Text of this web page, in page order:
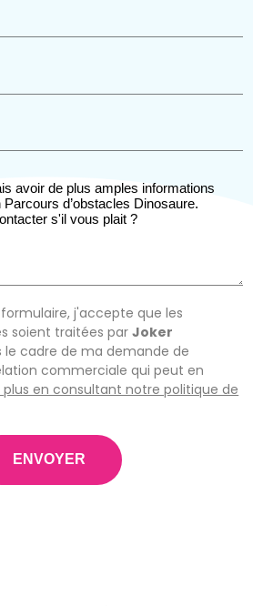
j'accepte que les
soient traitées parJoker
le cadre de ma demande de
commerciale qui peut en
plus en consultant notre politique de